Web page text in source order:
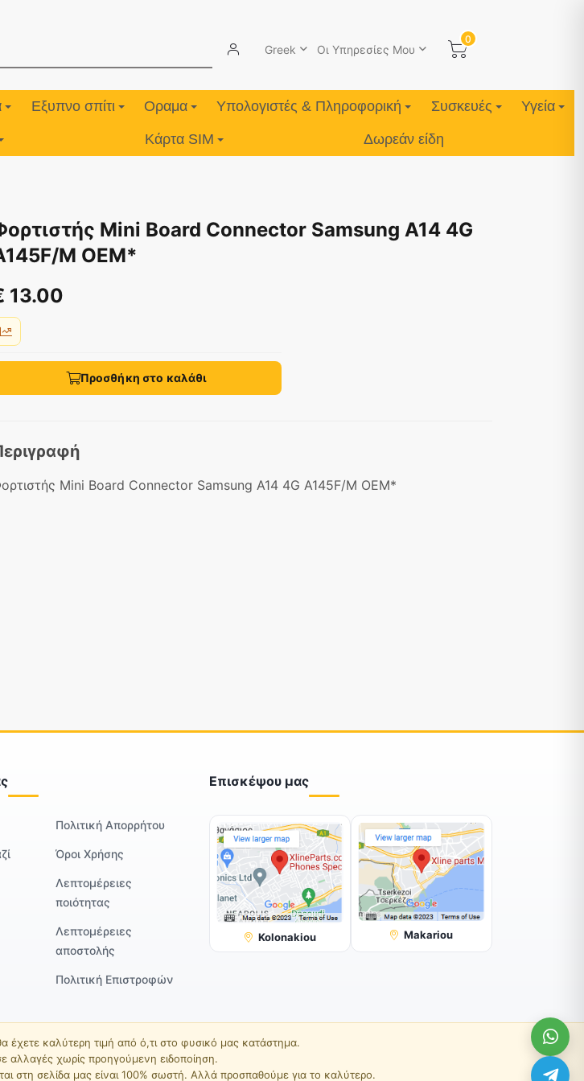
Greek Οι Υπηρεσίες Μου
0
Εξυπνο σπίτι Οραμα Υπολογιστές & Πληροφορική Συσκευές Υγεία
Κάρτα SIM Δωρεάν είδη
Mini Board Connector Samsung A14 4G
M OEM*
13.00
Προσθήκη στο καλάθι
Mini Board Connector Samsung A14 4G A145F/M OEM*
Πολιτική Απορρήτου
Όροι Χρήσης
Λεπτομέρειες
ποιότητας
Λεπτομέρειες
αποστολής
Πολιτική Επιστροφών
Επισκέψου μας
Kolonakiou Makariou
έχετε καλύτερη τιμή από ό,τι στο φυσικό μας κατάστημα.
αλλαγές χωρίς προηγούμενη ειδοποίηση.
στη σελίδα μας είναι 100% σωστή. Αλλά προσπαθούμε για το καλύτερο.